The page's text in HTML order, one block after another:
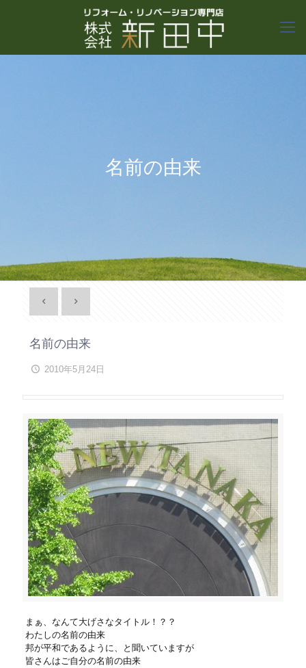
名前の由来
名前の由来
2010年5月24日
まぁ、なんて大げさなタイトル！？？
わたしの名前の由来
邦が平和であるように、と聞いていますが
皆さんはご自分の名前の由来